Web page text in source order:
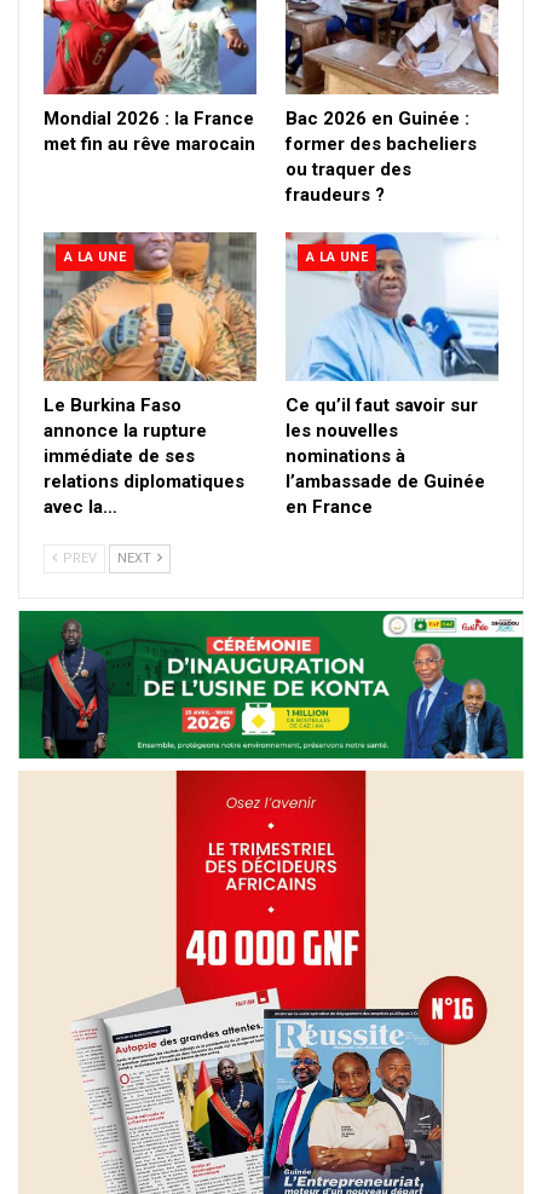
Mondial 2026 : la France
met fin au rêve marocain
Bac 2026 en Guinée :
former des bacheliers
ou traquer des
fraudeurs ?
A LA UNE
Le Burkina Faso
annonce la rupture
immédiate de ses
relations diplomatiques
avec la…
A LA UNE
Ce qu’il faut savoir sur
les nouvelles
nominations à
l’ambassade de Guinée
en France
PREV NEXT